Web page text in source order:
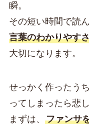
瞬。
その短い時間で読
言葉のわかりやす
大切になります。
せっかく作ったう
ってしまったら悲
まずは、 ファンサ